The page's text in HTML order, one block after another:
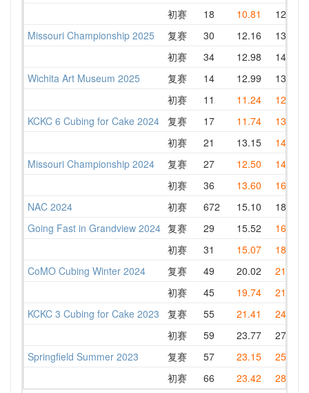
初赛 18 10.81 12.81
Missouri Championship 2025 复赛 30 12.16 13.65
初赛 34 12.98 14.10
Wichita Art Museum 2025 复赛 14 12.99 13.92
初赛 11 11.24 12.04
KCKC 6 Cubing for Cake 2024 复赛 17 11.74 13.18
初赛 21 13.15 14.16
Missouri Championship 2024 复赛 27 12.50 14.73
初赛 36 13.60 16.22
NAC 2024 初赛 672 15.10 18.75
Going Fast in Grandview 2024 复赛 29 15.52 16.81
初赛 31 15.07 18.94
CoMO Cubing Winter 2024 复赛 49 20.02 21.08
初赛 45 19.74 21.66
KCKC 3 Cubing for Cake 2023 复赛 55 21.41 24.37
初赛 59 23.77 27.25
Springfield Summer 2023 复赛 57 23.15 25.02
初赛 66 23.42 28.47